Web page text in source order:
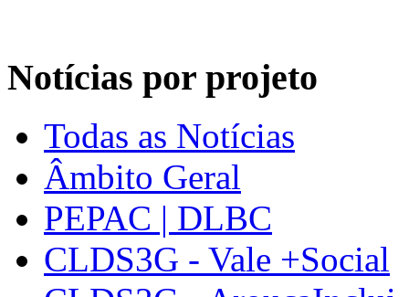
Notícias por projeto
Todas as Notícias
Âmbito Geral
PEPAC | DLBC
CLDS3G - Vale +Social